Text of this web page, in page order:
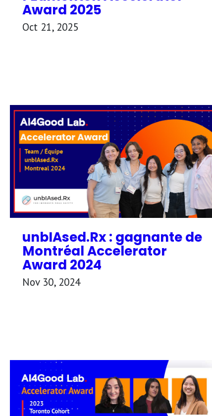
Award 2025
Oct 21, 2025
unbIAsed.Rx : gagnante de
Montréal Accelerator
Award 2024
Nov 30, 2024